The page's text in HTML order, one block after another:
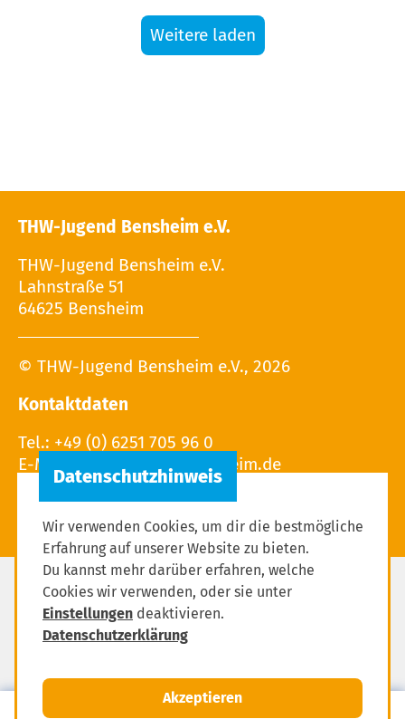
MENÜ
Weitere laden
THW-Jugend Bensheim e.V.
THW-Jugend Bensheim e.V.
Lahnstraße 51
64625 Bensheim
© THW-Jugend Bensheim e.V., 2026
Kontaktdaten
Tel.: +49 (0) 6251 705 96 0
E-Mail:
Impressum
Datenschutzerklärung
Wir verwenden Cookies, um dir die bestmögliche
Erfahrung auf unserer Website zu bieten.
Du kannst mehr darüber erfahren, welche
Cookies wir verwenden, oder sie unter
Einstellungen deaktivieren.
Datenschutzerklärung
Akzeptieren